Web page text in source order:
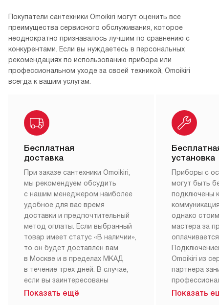
Покупатели сантехники Omoikiri могут оценить все
преимущества сервисного обслуживания, которое
неоднократно признавалось лучшим по сравнению с
конкурентами. Если вы нуждаетесь в персональных
рекомендациях по использованию прибора или
профессиональном уходе за своей техникой, Omoikiri
всегда к вашим услугам.
Бесплатная
доставка
При заказе сантехники Omoikiri,
мы рекомендуем обсудить
с нашим менеджером наиболее
удобное для вас время
доставки и предпочтительный
метод оплаты. Если выбранный
товар имеет статус «В наличии»,
то он будет доставлен вам
в Москве и в пределах МКАД
в течение трех дней. В случае,
если вы заинтересованы
в товаре, который доступен
Показать ещё
установка
Приборы с
могут быть
подключены
однако
мастера за
Omoikiri из
партнера
Наш сервис
Показать